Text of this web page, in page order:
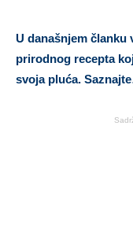
U današnjem članku
prirodnog recepta
svoja pluća.